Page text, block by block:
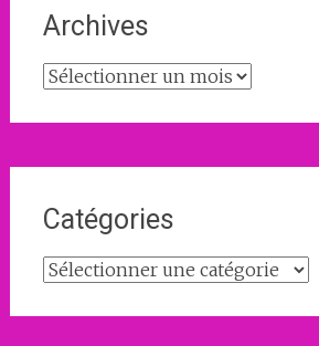
Archives
Archives
Catégories
Catégories